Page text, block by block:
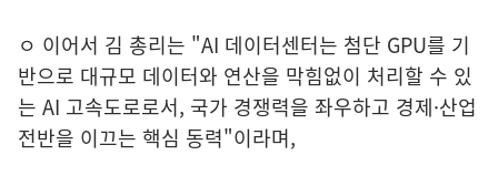
ㅇ 이어서 김 총리는 "AI 데이터센터는 첨단 GPU를 기
반으로 대규모 데이터와 연산을 막힘없이 처리할 수 있
는 AI 고속도로로서, 국가 경쟁력을 좌우하고 경제·산업
전반을 이끄는 핵심 동력"이라며,